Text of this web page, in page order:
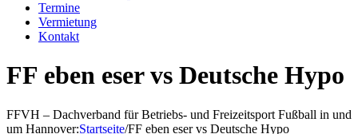
Termine
Vermietung
Kontakt
FF eben eser vs Deutsche Hypo
FFVH – Dachverband für Betriebs- und Freizeitsport Fußball in und
um Hannover:Startseite/FF eben eser vs Deutsche Hypo